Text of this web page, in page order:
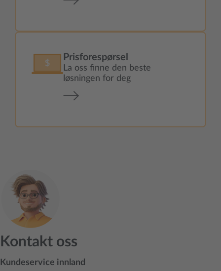
Prisforespørsel
La oss finne den beste
løsningen for deg
Kontakt oss
Kundeservice innland